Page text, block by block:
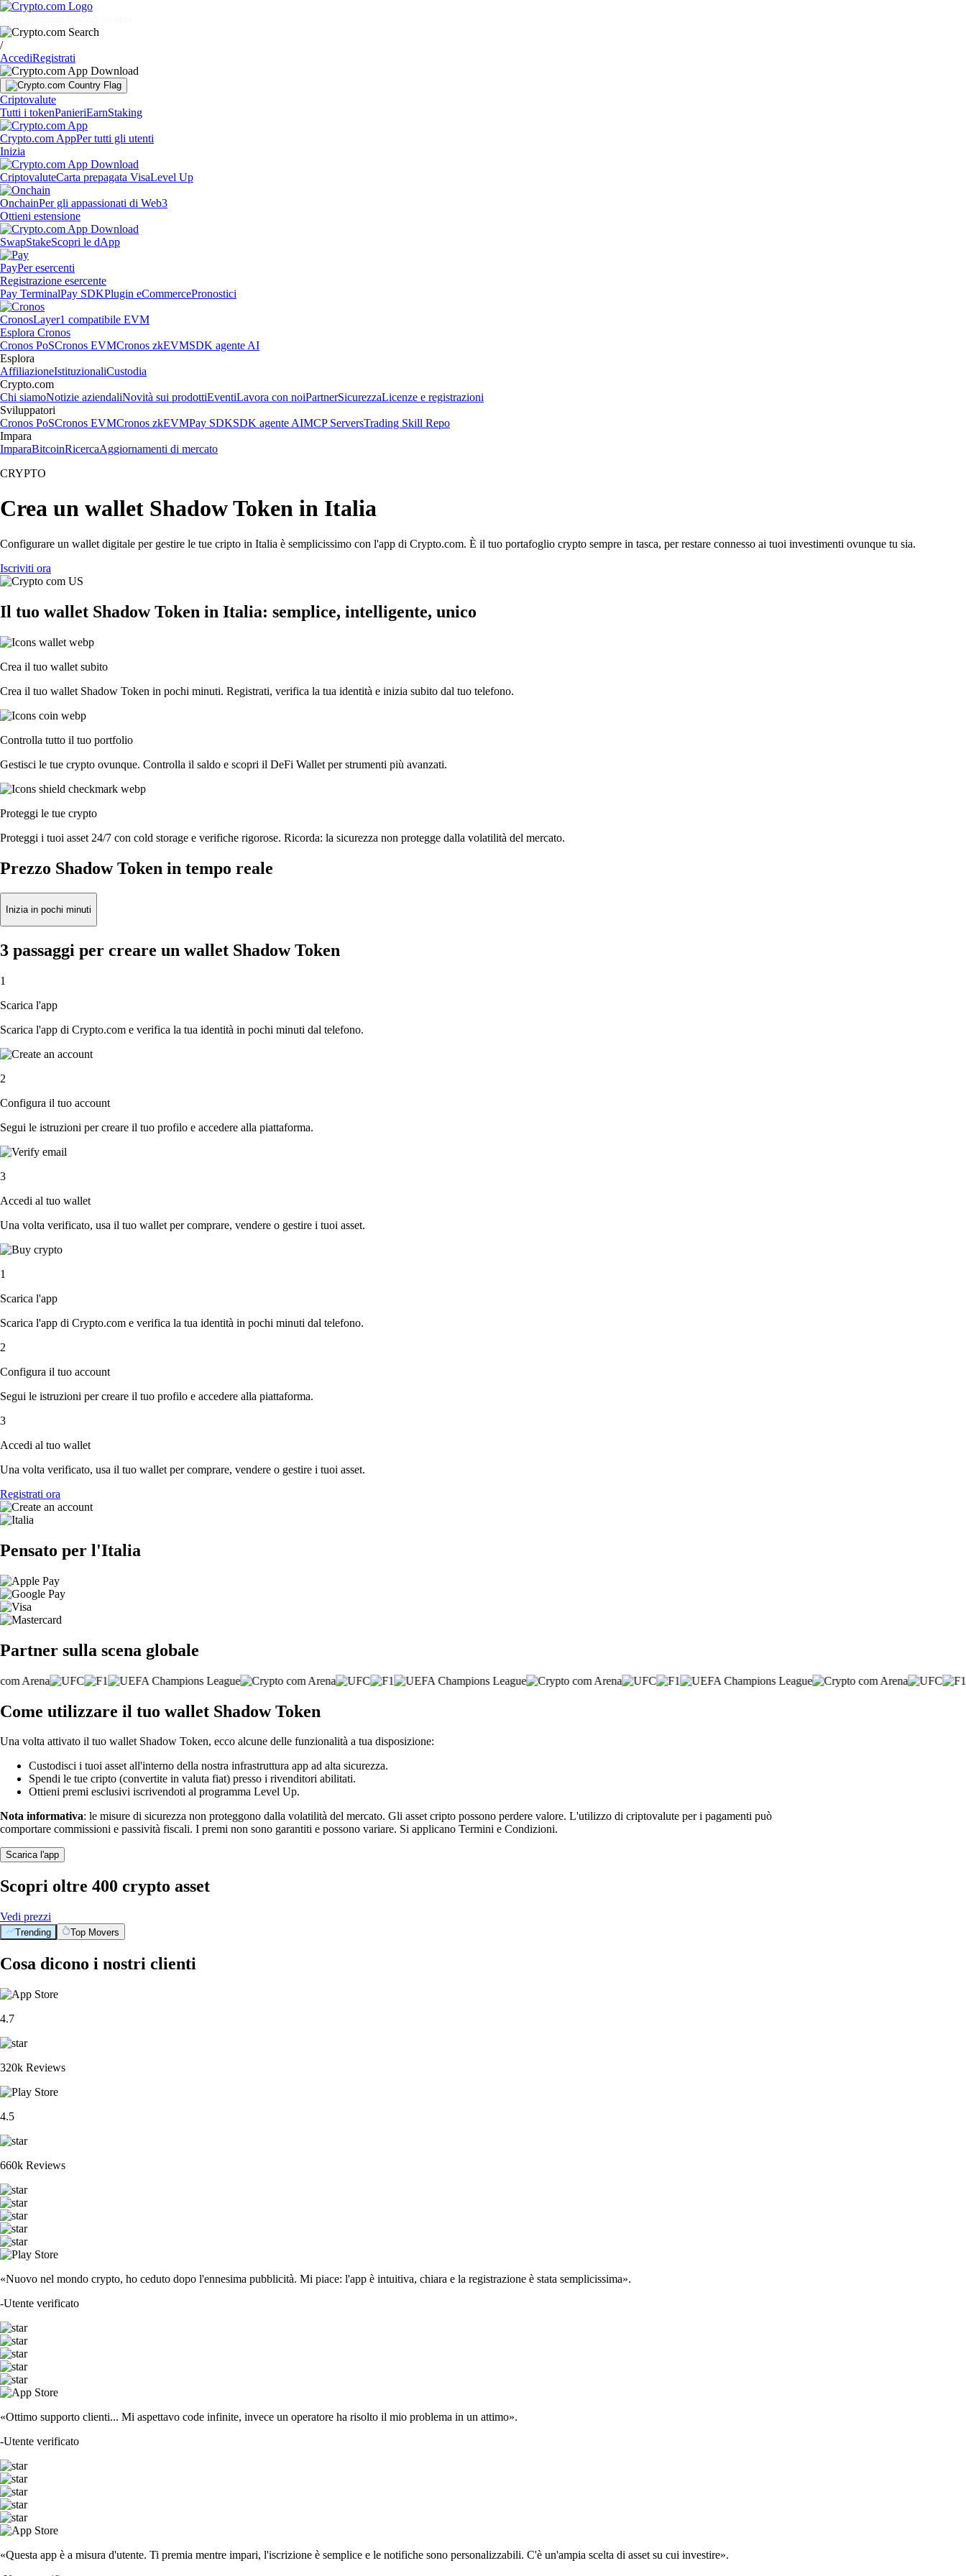
/
AccediRegistrati
Criptovalute
Tutti i tokenPanieriEarnStaking
Crypto.com AppPer tutti gli utenti
Inizia
CriptovaluteCarta prepagata VisaLevel Up
OnchainPer gli appassionati di Web3
Ottieni estensione
SwapStakeScopri le dApp
PayPer esercenti
Registrazione esercente
Pay TerminalPay SDKPlugin eCommercePronostici
CronosLayer1 compatibile EVM
Esplora Cronos
Cronos PoSCronos EVMCronos zkEVMSDK agente AI
Esplora
AffiliazioneIstituzionaliCustodia
Crypto.com
Chi siamoNotizie aziendaliNovità sui prodottiEventiLavora con noiPartnerSicurezzaLicenze e registrazioni
Sviluppatori
Cronos PoSCronos EVMCronos zkEVMPay SDKSDK agente AIMCP ServersTrading Skill Repo
Impara
ImparaBitcoinRicercaAggiornamenti di mercato
CRYPTO
Crea un wallet Shadow Token in Italia
Configurare un wallet digitale per gestire le tue cripto in Italia è semplicissimo con l'app di Crypto.com. È il tuo portafoglio crypto sempre in tasca, per restare connesso ai tuoi investimenti ovunque tu sia.
Iscriviti ora
Il tuo wallet Shadow Token in Italia: semplice, intelligente, unico
Crea il tuo wallet subito
Crea il tuo wallet Shadow Token in pochi minuti. Registrati, verifica la tua identità e inizia subito dal tuo telefono.
Controlla tutto il tuo portfolio
Gestisci le tue crypto ovunque. Controlla il saldo e scopri il DeFi Wallet per strumenti più avanzati.
Proteggi le tue crypto
Proteggi i tuoi asset 24/7 con cold storage e verifiche rigorose. Ricorda: la sicurezza non protegge dalla volatilità del mercato.
Prezzo Shadow Token in tempo reale
Inizia in pochi minuti
3 passaggi per creare un wallet Shadow Token
1
Scarica l'app
Scarica l'app di Crypto.com e verifica la tua identità in pochi minuti dal telefono.
2
Configura il tuo account
Segui le istruzioni per creare il tuo profilo e accedere alla piattaforma.
3
Accedi al tuo wallet
Una volta verificato, usa il tuo wallet per comprare, vendere o gestire i tuoi asset.
1
Scarica l'app
Scarica l'app di Crypto.com e verifica la tua identità in pochi minuti dal telefono.
2
Configura il tuo account
Segui le istruzioni per creare il tuo profilo e accedere alla piattaforma.
3
Accedi al tuo wallet
Una volta verificato, usa il tuo wallet per comprare, vendere o gestire i tuoi asset.
Registrati ora
Pensato per l'Italia
Partner sulla scena globale
Come utilizzare il tuo wallet Shadow Token
Una volta attivato il tuo wallet Shadow Token, ecco alcune delle funzionalità a tua disposizione:
Custodisci i tuoi asset all'interno della nostra infrastruttura app ad alta sicurezza.
Spendi le tue cripto (convertite in valuta fiat) presso i rivenditori abilitati.
Ottieni premi esclusivi iscrivendoti al programma Level Up.
Nota informativa: le misure di sicurezza non proteggono dalla volatilità del mercato. Gli asset cripto possono perdere valore. L'utilizzo di criptovalute per i pagamenti può
comportare commissioni e passività fiscali. I premi non sono garantiti e possono variare. Si applicano Termini e Condizioni.
Scarica l'app
Scopri oltre 400 crypto asset
Vedi prezzi
Trending Top Movers
Cosa dicono i nostri clienti
4.7
320k Reviews
4.5
660k Reviews
«Nuovo nel mondo crypto, ho ceduto dopo l'ennesima pubblicità. Mi piace: l'app è intuitiva, chiara e la registrazione è stata semplicissima».
-Utente verificato
«Ottimo supporto clienti... Mi aspettavo code infinite, invece un operatore ha risolto il mio problema in un attimo».
-Utente verificato
«Questa app è a misura d'utente. Ti premia mentre impari, l'iscrizione è semplice e le notifiche sono personalizzabili. C'è un'ampia scelta di asset su cui investire».